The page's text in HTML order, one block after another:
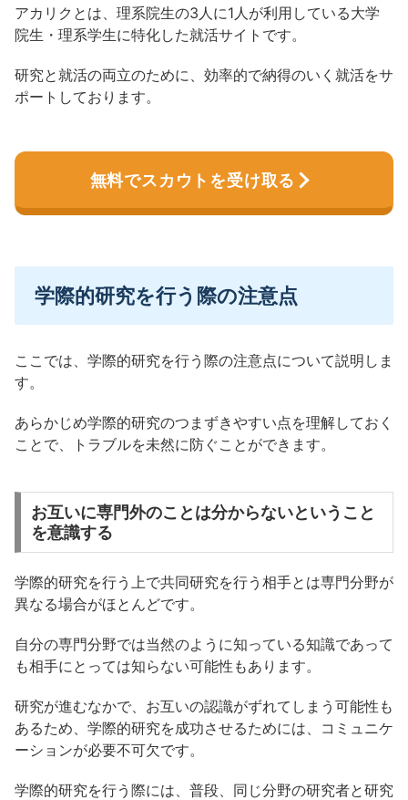
アカリクとは、理系院生の3人に1人が利用している大学
院生・理系学生に特化した就活サイトです。
研究と就活の両立のために、効率的で納得のいく就活をサ
ポートしております。
無料でスカウトを受け取る
学際的研究を行う際の注意点
ここでは、学際的研究を行う際の注意点について説明しま
す。
あらかじめ学際的研究のつまずきやすい点を理解しておく
ことで、トラブルを未然に防ぐことができます。
お互いに専門外のことは分からないということ
を意識する
学際的研究を行う上で共同研究を行う相手とは専門分野が
異なる場合がほとんどです。
自分の専門分野では当然のように知っている知識であって
も相手にとっては知らない可能性もあります。
研究が進むなかで、お互いの認識がずれてしまう可能性も
あるため、学際的研究を成功させるためには、コミュニケ
ーションが必要不可欠です。
学際的研究を行う際には、普段、同じ分野の研究者と研究